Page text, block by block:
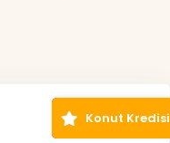
Konut Kredisi